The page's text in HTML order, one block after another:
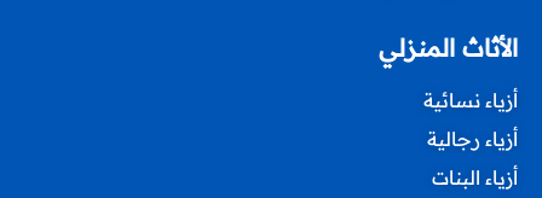
الأثاث المنزلي
أزياء نسائية
أزياء رجالية
أزياء البنات